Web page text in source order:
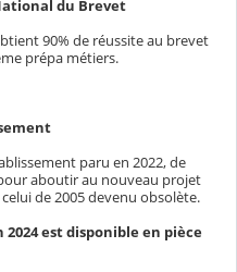
du Brevet
90% de réussite au brevet
prépa métiers.
paru en 2022, de
aboutir au nouveau projet
de 2005 devenu obsolète.
est disponible en pièce